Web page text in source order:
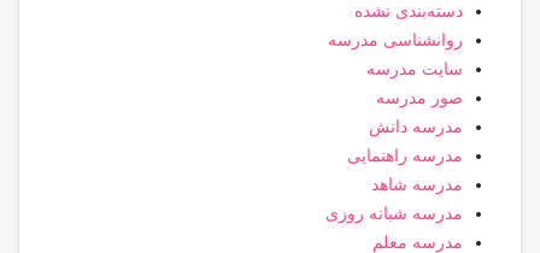
دسته‌بندی نشده
روانشناسی مدرسه
سایت مدرسه
صور مدرسه
مدرسه دانش
مدرسه راهنمایی
مدرسه شاهد
مدرسه شبانه روزی
مدرسه معلم